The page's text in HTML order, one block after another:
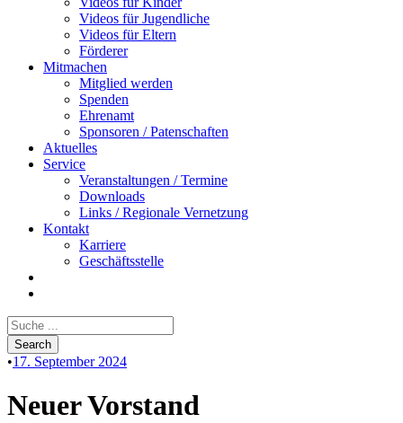
Videos für Jugendliche
Videos für Eltern
Förderer
Mitmachen
Mitglied werden
Spenden
Ehrenamt
Sponsoren / Patenschaften
Aktuelles
Service
Veranstaltungen / Termine
Downloads
Links / Regionale Vernetzung
Kontakt
Karriere
Geschäftsstelle
•17. September 2024
Neuer Vorstand